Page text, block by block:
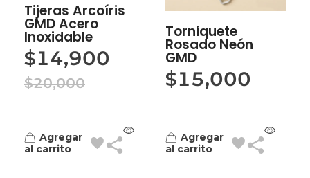
Tijeras Arcoíris
GMD Acero
Inoxidable
$14,900
$20,000
Agregar
al carrito
Torniquete
Rosado Neón
GMD
$15,000
Agregar
al carrito